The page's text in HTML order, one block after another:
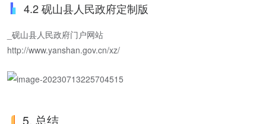
4.2 砚山县人民政府定制版
_砚山县人民政府门户网站
http://www.yanshan.gov.cn/xz/
5. 总结